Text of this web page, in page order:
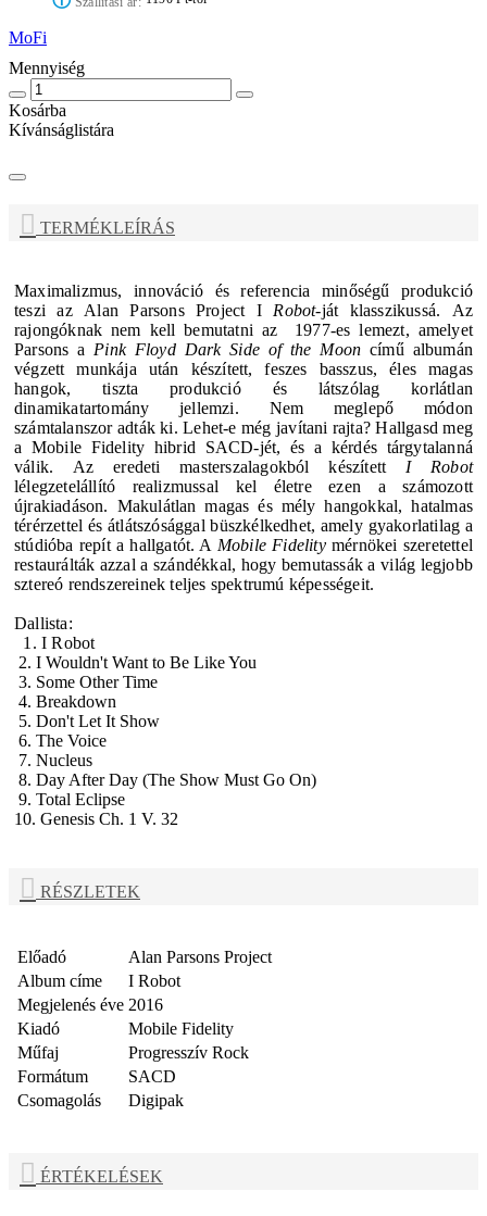
MoFi
Mennyiség
Kosárba
Kívánságlistára
TERMÉKLEÍRÁS
Maximalizmus, innováció és referencia minőségű produkció
teszi az Alan Parsons Project I Robot-ját klasszikussá. Az
rajongóknak nem kell bemutatni az 1977-es lemezt, amelyet
Parsons a Pink Floyd Dark Side of the Moon című albumán
végzett munkája után készített, feszes basszus, éles magas
hangok, tiszta produkció és látszólag korlátlan
dinamikatartomány jellemzi. Nem meglepő módon
számtalanszor adták ki. Lehet-e még javítani rajta? Hallgasd meg
a Mobile Fidelity hibrid SACD-jét, és a kérdés tárgytalanná
válik. Az eredeti masterszalagokból készített I Robot
lélegzetelállító realizmussal kel életre ezen a számozott
újrakiadáson. Makulátlan magas és mély hangokkal, hatalmas
térérzettel és átlátszósággal büszkélkedhet, amely gyakorlatilag a
stúdióba repít a hallgatót. A Mobile Fidelitymérnökei szeretettel
restaurálták azzal a szándékkal, hogy bemutassák a világ legjobb
sztereó rendszereinek teljes spektrumú képességeit.
Dallista:
1. I Robot
2. I Wouldn't Want to Be Like You
3. Some Other Time
4. Breakdown
5. Don't Let It Show
6. The Voice
7. Nucleus
8. Day After Day (The Show Must Go On)
9. Total Eclipse
10. Genesis Ch. 1 V. 32
RÉSZLETEK
Előadó
Alan Parsons Project
Album címe
I Robot
Megjelenés éve 2016
Kiadó
Mobile Fidelity
Műfaj
Progresszív Rock
Formátum
SACD
Csomagolás
Digipak
ÉRTÉKELÉSEK